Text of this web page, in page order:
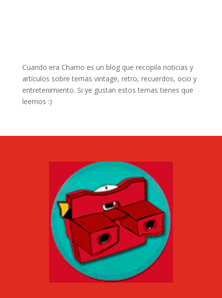
Cuando era Chamo es un blog que recopila noticias y
artículos sobre temas vintage, retro, recuerdos, ocio y
entretenimiento. Si ye gustan estos temas tienes que
leernos :)